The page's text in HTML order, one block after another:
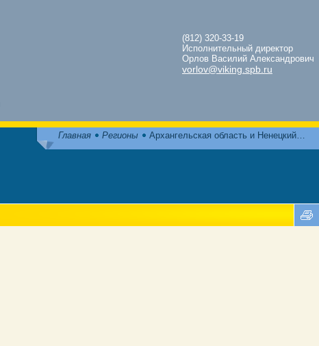
(812) 320-33-19
Исполнительный директор
Орлов Василий Александрович
vorlov@viking.spb.ru
Главная Регионы Архангельская область и Ненецкий…